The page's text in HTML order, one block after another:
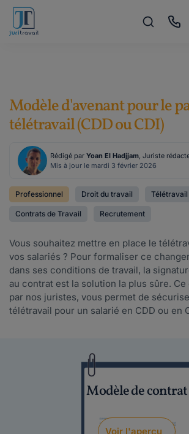
Modèle de contrat
Voir l'aperçu
Modèle d'avenant pour le
télétravail (CDD ou CDI)
Rédigé par Yoan El Hadjjam, Juriste
Mis à jour le mardi 3 février 2026
Professionnel Droit du travail Télétravail
Contrats de Travail Recrutement
Vous souhaitez mettre en place le
vos salariés ? Pour formaliser ce
dans ses conditions de travail, la
au contrat est la solution la plus sûre.
par nos juristes, vous permet de
télétravail pour un salarié en CDD ou en